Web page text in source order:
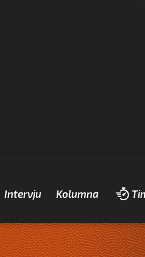
Intervju Kolumna